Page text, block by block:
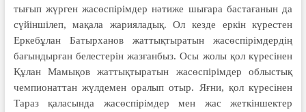
тығып жүрген жасөспірімдер нәтиже шығара бастағанын да
сүйін­шілеп, мақала жарияладық. Ол кезде еркін күрестен
Еркебұлан Батырханов жаттықтыратын жас­өспірімдердің
бағындырған бе­лестерін жазғанбыз. Осы жолы қол күресінен
Құлан Мамықов жат­тықтыратын жасөспірімдер об­лыстық
чемпионаттан жүлдемен оралып отыр. Яғни, қол күресінен
Тараз қаласында жасөспірімдер мен жас жеткіншектер